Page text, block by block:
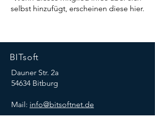
selbst hinzufügt, erscheinen diese hier.
BITsoft
Dauner Str. 2a
54634 Bitburg
Mail: info@bitsoftnet.de